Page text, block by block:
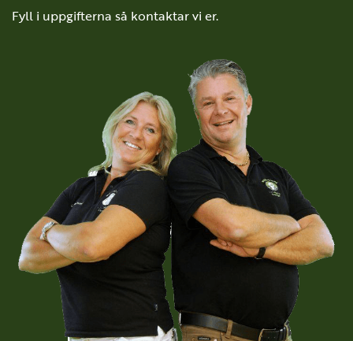
Fyll i uppgifterna så kontaktar vi er.